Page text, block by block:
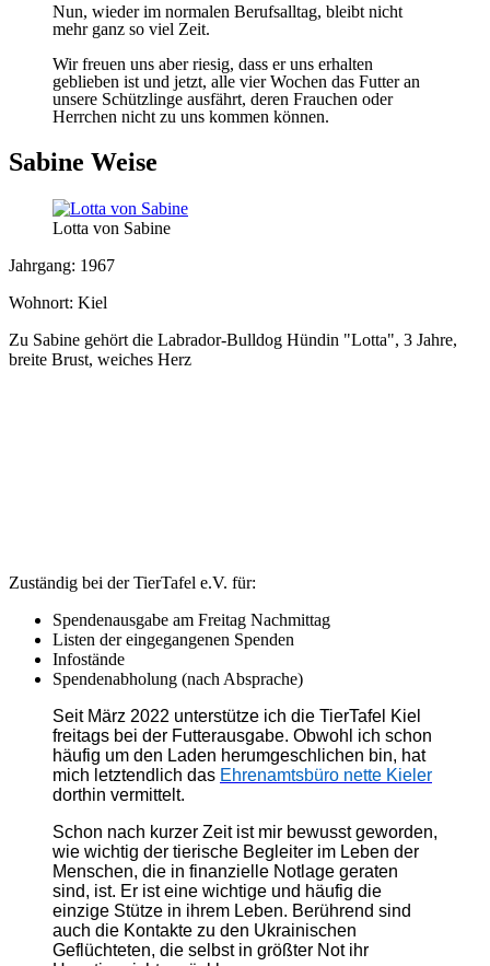
Nun, wieder im normalen Berufsalltag, bleibt nicht
mehr ganz so viel Zeit.
Wir freuen uns aber riesig, dass er uns erhalten
geblieben ist und jetzt, alle vier Wochen das Futter an
unsere Schützlinge ausfährt, deren Frauchen oder
Herrchen nicht zu uns kommen können.
Sabine Weise
Lotta von Sabine
Jahrgang: 1967
Wohnort: Kiel
Zu Sabine gehört die Labrador-Bulldog Hündin "Lotta", 3 Jahre,
breite Brust, weiches Herz
Zuständig bei der TierTafel e.V. für:
Spendenausgabe am Freitag Nachmittag
Listen der eingegangenen Spenden
Infostände
Spendenabholung (nach Absprache)
Seit März 2022 unterstütze ich die TierTafel Kiel
freitags bei der Futterausgabe. Obwohl ich schon
häufig um den Laden herumgeschlichen bin, hat
mich letztendlich das Ehrenamtsbüro nette Kieler
dorthin vermittelt.
Schon nach kurzer Zeit ist mir bewusst geworden,
wie wichtig der tierische Begleiter im Leben der
Menschen, die in finanzielle Notlage geraten
sind, ist. Er ist eine wichtige und häufig die
einzige Stütze in ihrem Leben. Berührend sind
auch die Kontakte zu den Ukrainischen
Geflüchteten, die selbst in größter Not ihr